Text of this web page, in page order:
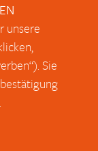
unsere
Sie